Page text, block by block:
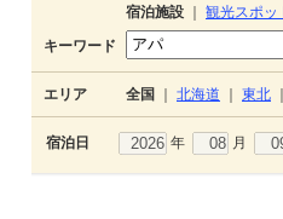
宿泊施設 観光スポッ
キーワード
エリア 全国 北海道 東北
宿泊日 年 月